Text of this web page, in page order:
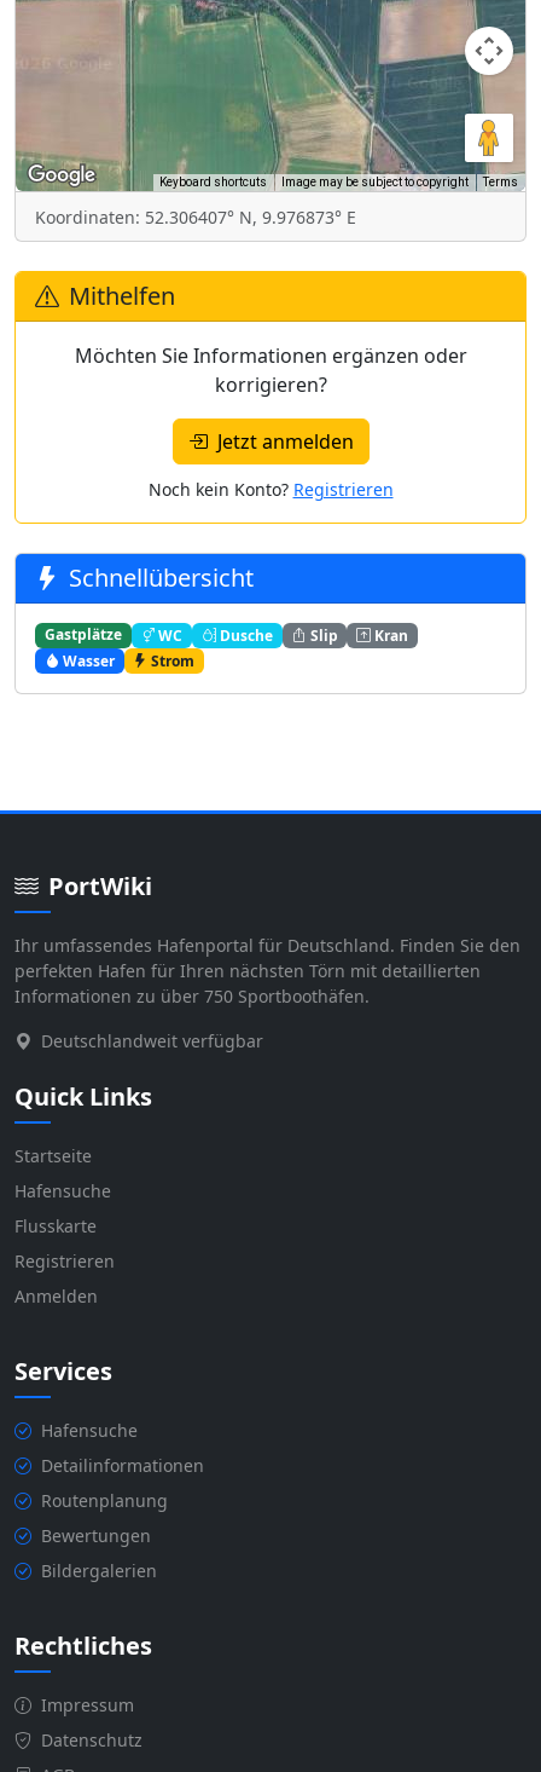
Keyboard shortcuts Image may be subject to copyright Terms
Koordinaten: 52.306407° N, 9.976873° E
Mithelfen
Möchten Sie Informationen ergänzen oder
korrigieren?
Jetzt anmelden
Noch kein Konto? Registrieren
Schnellübersicht
Gastplätze WC Dusche Slip
Kran
Wasser
Strom
PortWiki
Ihr umfassendes Hafenportal für Deutschland. Finden Sie den
perfekten Hafen für Ihren nächsten Törn mit detaillierten
Informationen zu über 750 Sportboothäfen.
Deutschlandweit verfügbar
Quick Links
Startseite
Hafensuche
Flusskarte
Registrieren
Anmelden
Services
Hafensuche
Detailinformationen
Routenplanung
Bewertungen
Bildergalerien
Rechtliches
Impressum
Datenschutz